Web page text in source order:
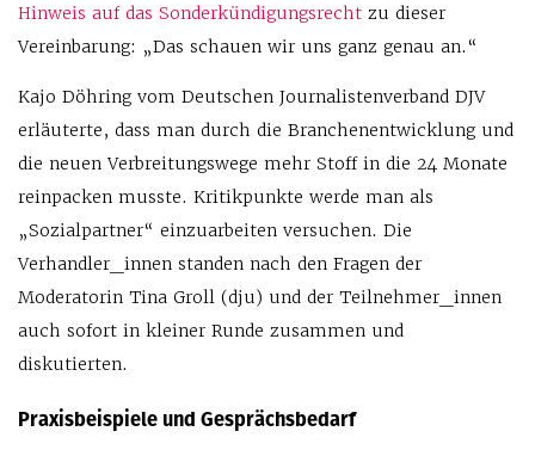
Hinweis auf das Sonderkündigungsrecht zu dieser
Vereinbarung: „Das schauen wir uns ganz genau an.“
Kajo Döhring vom Deutschen Journalistenverband DJV
erläuterte, dass man durch die Branchenentwicklung und
die neuen Verbreitungswege mehr Stoff in die 24 Monate
reinpacken musste. Kritikpunkte werde man als
„Sozialpartner“ einzuarbeiten versuchen. Die
Verhandler_innen standen nach den Fragen der
Moderatorin Tina Groll (dju) und der Teilnehmer_innen
auch sofort in kleiner Runde zusammen und
diskutierten.
Praxisbeispiele und Gesprächsbedarf